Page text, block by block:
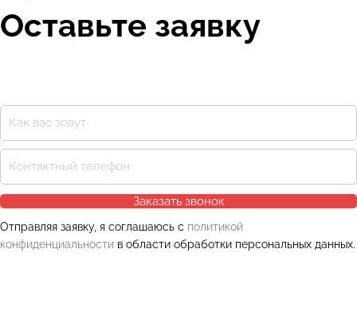
Оставьте заявку
Заказать звонок
Отправляя заявку, я соглашаюсь с политикой
конфиденциальности в области обработки персональных данных.